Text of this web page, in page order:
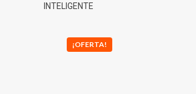
INTELIGENTE
¡OFERTA!